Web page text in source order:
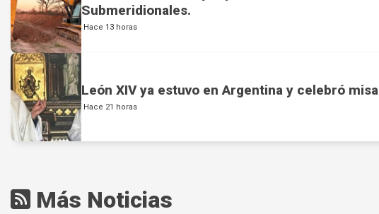
Submeridionales.
Hace 13 horas
León XIV ya estuvo en Argentina y celebró
Hace 21 horas
Más Noticias